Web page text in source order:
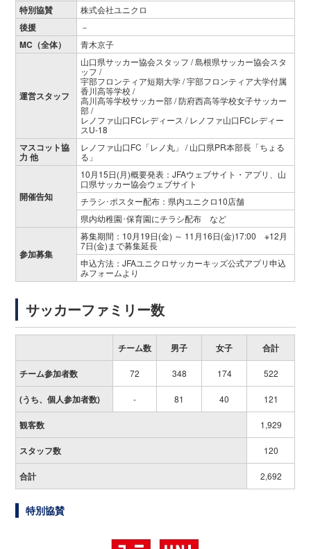
特別協賛 株式会社ユニクロ
後援 －
MC（全体） 青木京子
運営スタッフ
山口県サッカー協会スタッフ / 島根県サッカー協会スタ
ッフ /
宇部フロンティア短期大学 / 宇部フロンティア大学付属
香川高等学校 /
高川高等学校サッカー部 / 防府西高等学校女子サッカー
部 /
レノファ山口FCレディース / レノファ山口FCレディー
スU-18
マスコット協
力 他
レノファ山口FC「レノ丸」 / 山口県PR本部長「ちょる
る」
開催告知
10月15日(月)概要発表：JFAウェブサイト・アプリ、山
口県サッカー協会ウェブサイト
チラシ･ポスター配布：県内ユニクロ10店舗
県内幼稚園･保育園にチラシ配布 など
参加募集
募集期間：10月19日(金) ～ 11月16日(金)17:00 ※12月
7日(金)まで募集延長
申込方法：JFAユニクロサッカーキッズ公式アプリ申込
みフォームより
サッカーファミリー数
チーム数 男子 女子 合計
チーム参加者数 72 348 174 522
(うち、個人参加者数) - 81 40 121
観客数 1,929
スタッフ数 120
合計 2,692
特別協賛